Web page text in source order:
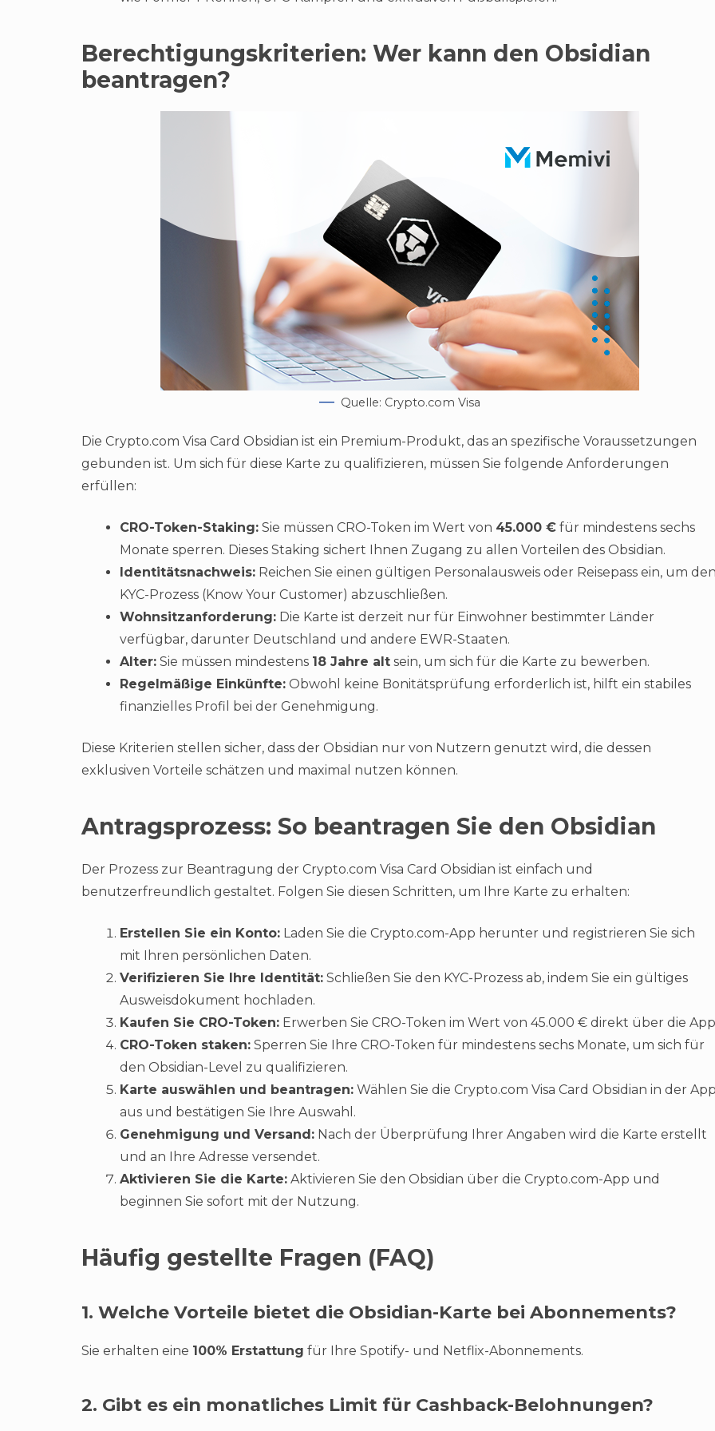
Berechtigungskriterien: Wer kann den Obsidian
beantragen?
Quelle: Crypto.com Visa
Die Crypto.com Visa Card Obsidian ist ein Premium-Produkt, das an spezifische Voraussetzungen
gebunden ist. Um sich für diese Karte zu qualifizieren, müssen Sie folgende Anforderungen
erfüllen:
CRO-Token-Staking: Sie müssen CRO-Token im Wert von 45.000 € für mindestens sechs
Monate sperren. Dieses Staking sichert Ihnen Zugang zu allen Vorteilen des Obsidian.
Identitätsnachweis: Reichen Sie einen gültigen Personalausweis oder Reisepass ein, um
KYC-Prozess (Know Your Customer) abzuschließen.
Wohnsitzanforderung: Die Karte ist derzeit nur für Einwohner bestimmter Länder
verfügbar, darunter Deutschland und andere EWR-Staaten.
Alter: Sie müssen mindestens 18 Jahre alt sein, um sich für die Karte zu bewerben.
Regelmäßige Einkünfte: Obwohl keine Bonitätsprüfung erforderlich ist, hilft ein stabiles
finanzielles Profil bei der Genehmigung.
Diese Kriterien stellen sicher, dass der Obsidian nur von Nutzern genutzt wird, die dessen
exklusiven Vorteile schätzen und maximal nutzen können.
Antragsprozess: So beantragen Sie den Obsidian
Der Prozess zur Beantragung der Crypto.com Visa Card Obsidian ist einfach und
benutzerfreundlich gestaltet. Folgen Sie diesen Schritten, um Ihre Karte zu erhalten:
Erstellen Sie ein Konto: Laden Sie die Crypto.com-App herunter und registrieren Sie sich
mit Ihren persönlichen Daten.
Verifizieren Sie Ihre Identität: Schließen Sie den KYC-Prozess ab, indem Sie ein gültiges
Ausweisdokument hochladen.
Kaufen Sie CRO-Token: Erwerben Sie CRO-Token im Wert von 45.000 € direkt über die
CRO-Token staken: Sperren Sie Ihre CRO-Token für mindestens sechs Monate, um sich für
den Obsidian-Level zu qualifizieren.
Karte auswählen und beantragen: Wählen Sie die Crypto.com Visa Card Obsidian in der
aus und bestätigen Sie Ihre Auswahl.
Genehmigung und Versand: Nach der Überprüfung Ihrer Angaben wird die Karte erstellt
und an Ihre Adresse versendet.
Aktivieren Sie die Karte: Aktivieren Sie den Obsidian über die Crypto.com-App und
beginnen Sie sofort mit der Nutzung.
Häufig gestellte Fragen (FAQ)
1. Welche Vorteile bietet die Obsidian-Karte bei Abonnements?
Sie erhalten eine 100% Erstattung für Ihre Spotify- und Netflix-Abonnements.
2. Gibt es ein monatliches Limit für Cashback-Belohnungen?